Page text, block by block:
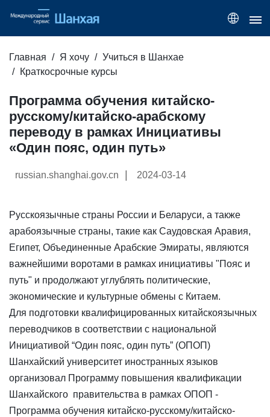
Главная Я хочу
Учиться в Шанхае
Краткосрочные курсы
Программа обучения китайско-
русскому/китайско-арабскому
переводу в рамках Инициативы
«Один пояс, один путь»
russian.shanghai.gov.cn 2024-03-14
Русскоязычные страны России и Беларуси, а также
арабоязычные страны, такие как Саудовская Аравия,
Египет, Объединенные Арабские Эмираты, являются
важнейшими воротами в рамках инициативы "Пояс и
путь" и продолжают углублять политические,
экономические и культурные обмены с Китаем.
Для подготовки квалифицированных китайскоязычных
переводчиков в соответствии с национальной
Инициативой “Один пояс, один путь” (ОПОП)
Шанхайский университет иностранных языков
организовал Программу повышения квалификации
Шанхайского правительства в рамках ОПОП -
Программа обучения китайско-русскому/китайско-